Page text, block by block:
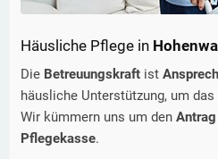
Häusliche Pflege in
Die Betreuungskraft ist
häusliche Unterstützung, um das
Wir kümmern uns um den Antrag
Pflegekasse.